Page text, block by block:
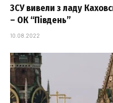
ЗСУ вивели з ладу
– ОК “Південь”
10.08.2022